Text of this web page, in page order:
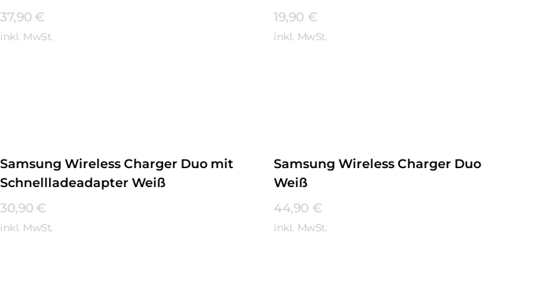
37,90 €
inkl. MwSt.
19,90 €
inkl. MwSt.
Samsung Wireless Charger Duo mit
Schnellladeadapter Weiß
30,90 €
inkl. MwSt.
Samsung Wireless Charger Duo
Weiß
44,90 €
inkl. MwSt.